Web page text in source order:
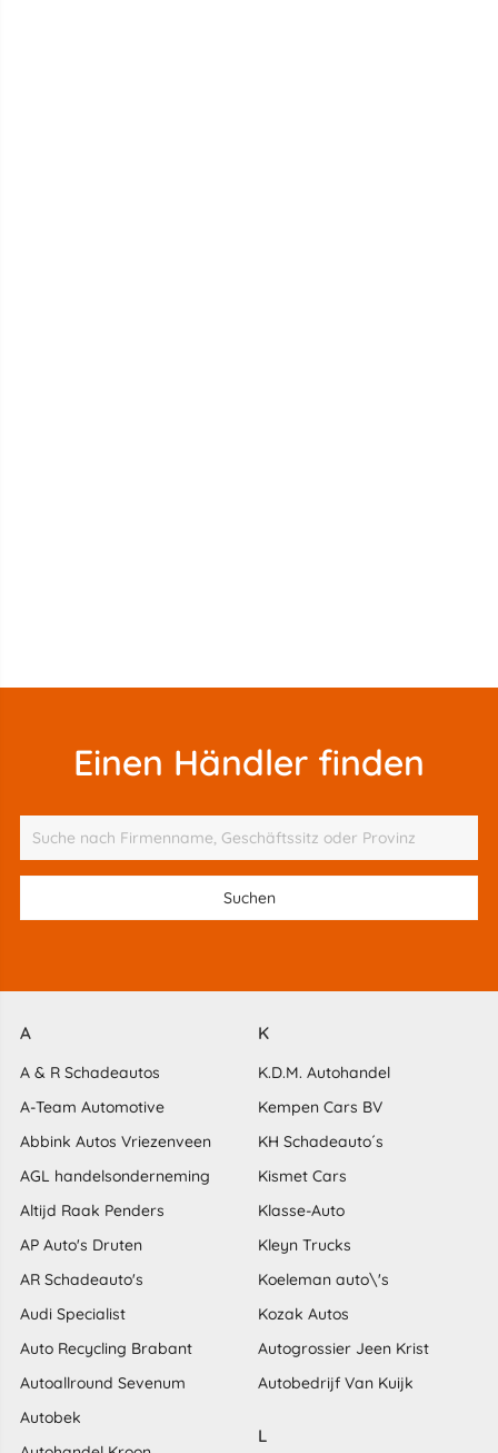
Einen Händler finden
A
A & R Schadeautos
A-Team Automotive
Abbink Autos Vriezenveen
AGL handelsonderneming
Altijd Raak Penders
AP Auto's Druten
AR Schadeauto's
Audi Specialist
Auto Recycling Brabant
Autoallround Sevenum
Autobek
K
K.D.M. Autohandel
Kempen Cars BV
KH Schadeauto´s
Kismet Cars
Klasse-Auto
Kleyn Trucks
Koeleman auto\'s
Kozak Autos
Autogrossier Jeen Krist
Autobedrijf Van Kuijk
L